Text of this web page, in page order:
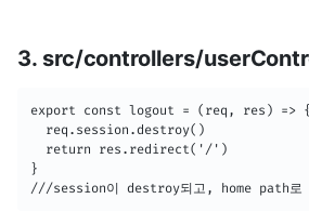
3. src/controllers/
export const logout = (req, res) => {
  req.session.destroy()
  return res.redirect('/')
}
///session이 destroy되고, home path로